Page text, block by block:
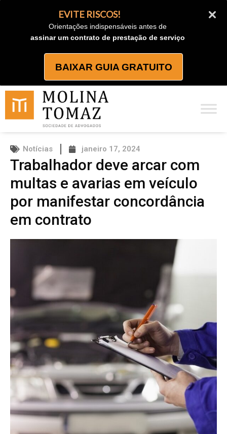
EVITE RISCOS!
Orientações indispensáveis antes de
assinar um contrato de prestação de serviço
BAIXAR GUIA GRATUITO
Notícias janeiro 17, 2024
Trabalhador deve arcar com
multas e avarias em veículo
por manifestar concordância
em contrato